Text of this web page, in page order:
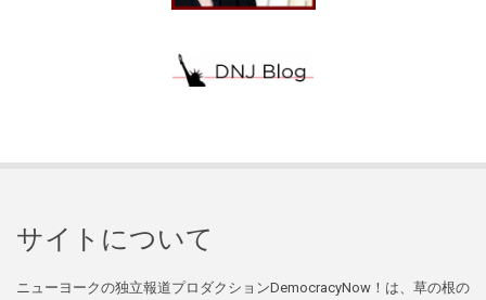
サイトについて
ニューヨークの独立報道プロダクションDemocracyNow！は、草の根の